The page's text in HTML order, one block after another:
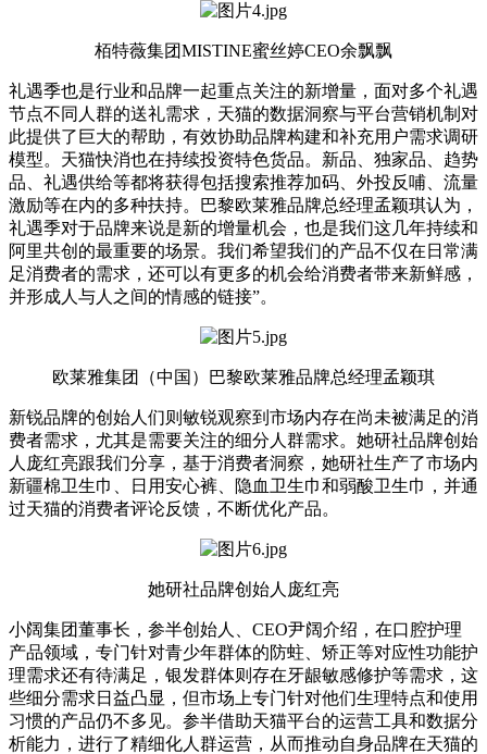
栢特薇集团MISTINE蜜丝婷CEO余飘飘
礼遇季也是行业和品牌一起重点关注的新增量，面对多个礼遇
节点不同人群的送礼需求，天猫的数据洞察与平台营销机制对
此提供了巨大的帮助，有效协助品牌构建和补充用户需求调研
模型。天猫快消也在持续投资特色货品。新品、独家品、趋势
品、礼遇供给等都将获得包括搜索推荐加码、外投反哺、流量
激励等在内的多种扶持。巴黎欧莱雅品牌总经理孟颖琪认为，
礼遇季对于品牌来说是新的增量机会，也是我们这几年持续和
阿里共创的最重要的场景。我们希望我们的产品不仅在日常满
足消费者的需求，还可以有更多的机会给消费者带来新鲜感，
并形成人与人之间的情感的链接”。
欧莱雅集团（中国）巴黎欧莱雅品牌总经理孟颖琪
新锐品牌的创始人们则敏锐观察到市场内存在尚未被满足的消
费者需求，尤其是需要关注的细分人群需求。她研社品牌创始
人庞红亮跟我们分享，基于消费者洞察，她研社生产了市场内
新疆棉卫生巾、日用安心裤、隐血卫生巾和弱酸卫生巾，并通
过天猫的消费者评论反馈，不断优化产品。
她研社品牌创始人庞红亮
小阔集团董事长，参半创始人、CEO尹阔介绍，在口腔护理
产品领域，专门针对青少年群体的防蛀、矫正等对应性功能护
理需求还有待满足，银发群体则存在牙龈敏感修护等需求，这
些细分需求日益凸显，但市场上专门针对他们生理特点和使用
习惯的产品仍不多见。参半借助天猫平台的运营工具和数据分
析能力，进行了精细化人群运营，从而推动自身品牌在天猫的